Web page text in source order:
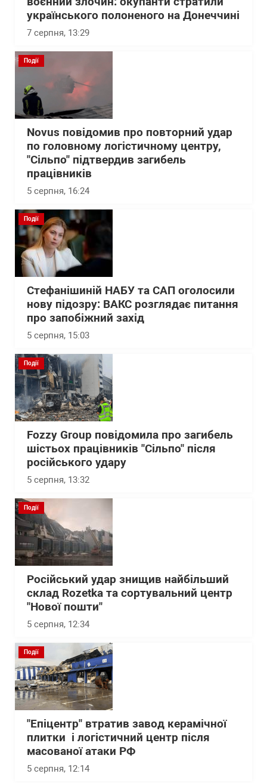
українського полоненого на Донеччині
7 серпня, 13:29
Події
Novus повідомив про повторний удар
по головному логістичному центру,
"Сільпо" підтвердив загибель
працівників
5 серпня, 16:24
Події
Стефанішиній НАБУ та САП оголосили
нову підозру: ВАКС розглядає питання
про запобіжний захід
5 серпня, 15:03
Події
Fozzy Group повідомила про загибель
шістьох працівників "Сільпо" після
російського удару
5 серпня, 13:32
Події
Російський удар знищив найбільший
склад Rozetka та сортувальний центр
"Нової пошти"
5 серпня, 12:34
Події
"Епіцентр" втратив завод керамічної
плитки і логістичний центр після
масованої атаки РФ
5 серпня, 12:14